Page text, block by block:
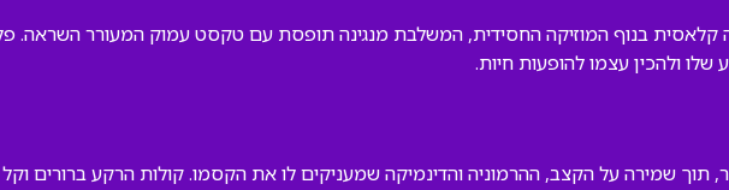
קלאסית בנוף המוזיקה החסידית, המשלבת מנגינה תופסת עם טקסט עמוק המעורר השראה.
ולהכין עצמו להופעות חיות.
תוך שמירה על הקצב, ההרמוניה והדינמיקה שמעניקים לו את הקסמו. קולות הרקע ברורים